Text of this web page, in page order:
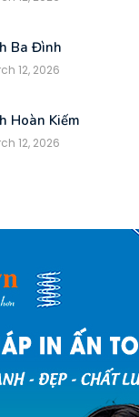
Ba Đình
12, 2026
Hoàn Kiếm
12, 2026